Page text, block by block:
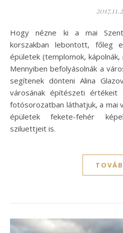
Hogy nézne ki a mai Szentpétervár, ha a szovjet
korszakban lebontott, főleg
épületek (templomok, kápolnák,
Mennyiben befolyásolnák a
segítenek dönteni Аlina
városának építészeti értékeit
fotósorozatban láthatjuk, a mai
épületek fekete-fehér
sziluettjeit is.